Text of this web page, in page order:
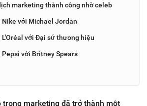
marketing thành công nhờ celeb
Nike với Michael Jordan
L'Oréal với Đại sứ thương hiệu
Pepsi với Britney Spears
trong marketing đã trở thành một